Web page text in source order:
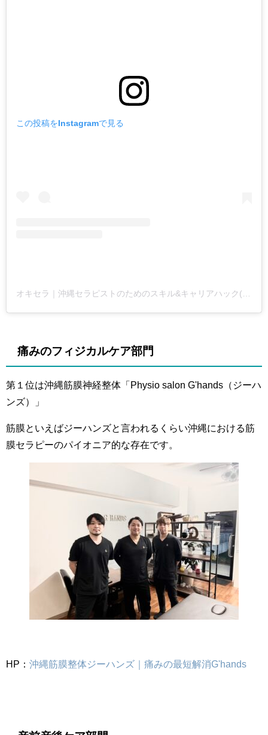
この投稿をInstagramで見る
痛みのフィジカルケア部門
第１位は沖縄筋膜神経整体「Physio salon G'hands（ジーハ
ンズ）」
筋膜といえばジーハンズと言われるくらい沖縄における筋
膜セラピーのパイオニア的な存在です。
HP： 沖縄筋膜整体ジーハンズ｜痛みの最短解消G'hands